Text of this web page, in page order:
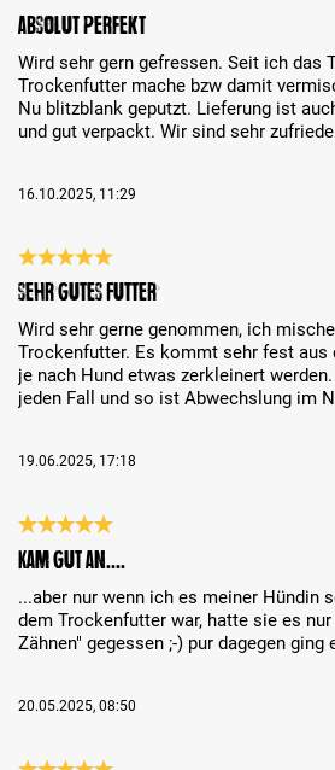
Bewertung mit 5 von 5 Sternen
Absolut perfekt
Wird sehr gern gefressen. Seit ich das
Trockenfutter mache bzw damit
Nu blitzblank geputzt. Lieferung ist
und gut verpackt. Wir sind sehr
16.10.2025, 11:29
Bewertung mit 5 von 5 Sternen
Sehr gutes Futter
Wird sehr gerne genommen, ich
Trockenfutter. Es kommt sehr fest aus
je nach Hund etwas zerkleinert
jeden Fall und so ist Abwechslung im
19.06.2025, 17:18
Bewertung mit 5 von 5 Sternen
Kam gut an....
...aber nur wenn ich es meiner Hündin
dem Trockenfutter war, hatte sie es
Zähnen" gegessen ;-) pur dagegen
20.05.2025, 08:50